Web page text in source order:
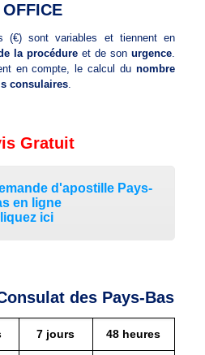
(€) sont variables et tiennent en
la procédure et de sonurgence.
en compte, le calcul dunombre
consulaires.
Gratuit
d'apostille Pays-
en ligne
ici
des Pays-Bas
7 jours 48 heures